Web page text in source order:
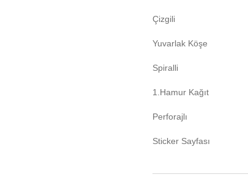
Çizgili
Yuvarlak Köşe
Spiralli
1.Hamur Kağıt
Perforajlı
Sticker Sayfası